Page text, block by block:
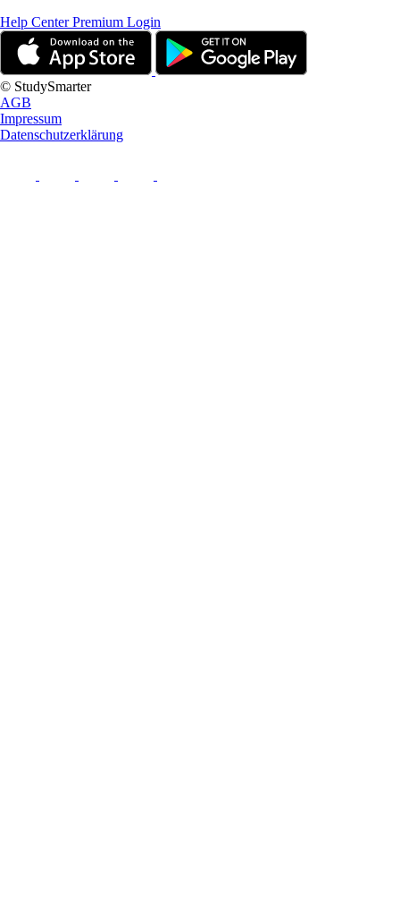
Help CenterPremium Login
© StudySmarter
AGB
Impressum
Datenschutzerklärung